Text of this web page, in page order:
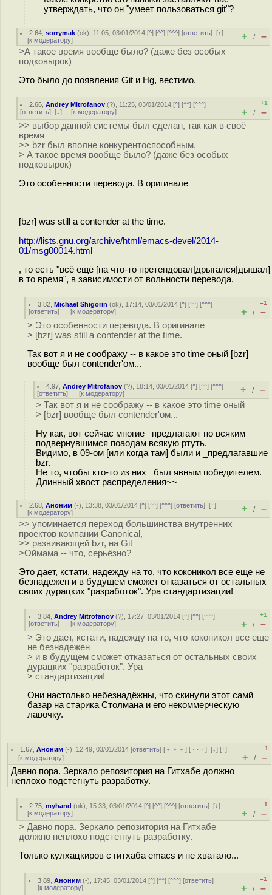
утверждать, что он "умеет пользоваться git"?
2.64 ,sorrymak (ok), 11:05, 03/01/2014 [^] [^^] [^^^] [ответить][↑]
[к модератору] + / –
>А такое время вообще было? (даже без особых
подковырок)
Это было до появления Git и Hg, вестимо.
2.66 ,Andrey Mitrofanov (?), 11:25, 03/01/2014 [^] [^^] [^^^]
[ответить] [↓] [к модератору]
+1
+ / –
>> выбор данной системы был сделан, так как в своё
время
>> bzr был вполне конкурентоспособным.
> А такое время вообще было? (даже без особых
подковырок)
Это особенности перевода. В оригинале
[bzr] was still a contender at the time.
http://lists.gnu.org/archive/html/emacs-devel/2014-
01/msg00014.html
, то есть "всё ещё [на что-то претендовал|дрыгался|дышал]
в то время", в зависимости от вольности перевода.
3.82 ,Michael Shigorin (ok), 17:14, 03/01/2014 [^] [^^] [^^^]
[ответить] [к модератору]
–1
+ / –
> Это особенности перевода. В оригинале
> [bzr] was still a contender at the time.
Так вот я и не соображу -- в какое это time оный [bzr]
вообще был contender'ом...
4.97 ,Andrey Mitrofanov (?), 18:14, 03/01/2014 [^] [^^] [^^^]
[ответить] [к модератору] + / –
> Так вот я и не соображу -- в какое это time оный
> [bzr] вообще был contender'ом...
Ну как, вот сейчас многие _предлагают по всяким
подвернувшимся поаодам всякую ртуть.
Видимо, в 09-ом [или когда там] были и _предлагавшие
bzr.
Не то, чтобы кто-то из них _был явным победителем.
Длинный хвост распределения~~
2.68 ,Аноним (-), 13:38, 03/01/2014 [^] [^^] [^^^] [ответить][↑]
[к модератору] + / –
>> упоминается переход большинства внутренних
проектов компании Canonical,
>> развивающей bzr, на Git
>Оймама -- что, серьёзно?
Это дает, кстати, надежду на то, что коконикол все еще не
безнадежен и в будущем сможет отказаться от остальных
своих дурацких "разработок". Ура стандартизации!
3.84 ,Andrey Mitrofanov (?), 17:27, 03/01/2014 [^] [^^] [^^^]
[ответить] [к модератору]
+1
+ / –
> Это дает, кстати, надежду на то, что коконикол все еще
не безнадежен
> и в будущем сможет отказаться от остальных своих
дурацких "разработок". Ура
> стандартизации!
Они настолько небезнадёжны, что скинули этот самй
базар на старика Столмана и его некоммерческую
лавочку.
1.67 ,Аноним (-), 12:49, 03/01/2014 [ответить] [ ﹢﹢﹢] [ · · ·][↓] [↑]
[к модератору]
–1
+ / –
Давно пора. Зеркало репозитория на Гитхабе должно
неплохо подстегнуть разработку.
2.75 ,myhand (ok), 15:33, 03/01/2014 [^] [^^] [^^^] [ответить][↓]
[к модератору]
–1
+ / –
> Давно пора. Зеркало репозитория на Гитхабе
должно неплохо подстегнуть разработку.
Только кулхацкиров с гитхаба emacs и не хватало...
3.89 ,Аноним (-), 17:45, 03/01/2014 [^] [^^] [^^^] [ответить]
[к модератору]
–1
+ / –